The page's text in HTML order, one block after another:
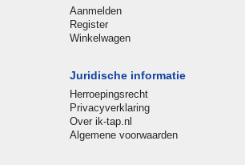
Aanmelden
Register
Winkelwagen
Juridische informatie
Herroepingsrecht
Privacyverklaring
Over ik-tap.nl
Algemene voorwaarden